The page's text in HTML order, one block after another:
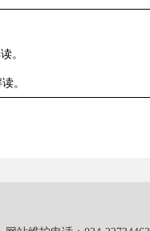
。
。